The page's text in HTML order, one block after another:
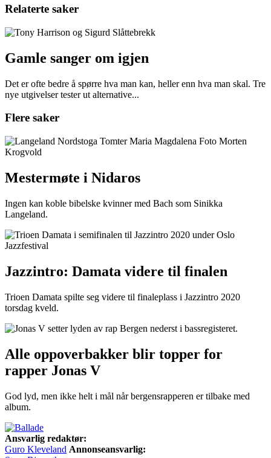
Relaterte saker
Gamle sanger om igjen
Det er ofte bedre å spørre hva man kan, heller enn hva man skal. Tre
nye utgivelser tester ut alternative...
Flere saker
Mestermøte i Nidaros
Ingen kan koble bibelske kvinner med Bach som Sinikka
Langeland.
Jazzintro: Damata videre til finalen
Trioen Damata spilte seg videre til finaleplass i Jazzintro 2020
torsdag kveld.
Alle oppoverbakker blir topper for
rapper Jonas V
God lyd, men ikke helt i mål når bergensrapperen er tilbake med
album.
Ansvarlig redaktør:
Guro Kleveland Annonseansvarlig: